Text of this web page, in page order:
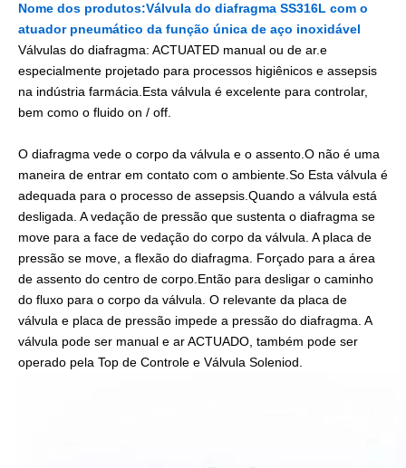
Nome dos produtos:Válvula do diafragma SS316L com o
atuador pneumático da função única de aço inoxidável
Válvulas do diafragma: ACTUATED manual ou de ar.e
especialmente projetado para processos higiênicos e assepsis
na indústria farmácia.Esta válvula é excelente para controlar,
bem como o fluido on / off.
O diafragma vede o corpo da válvula e o assento.O não é uma
maneira de entrar em contato com o ambiente.So Esta válvula é
adequada para o processo de assepsis.Quando a válvula está
desligada. A vedação de pressão que sustenta o diafragma se
move para a face de vedação do corpo da válvula. A placa de
pressão se move, a flexão do diafragma. Forçado para a área
de assento do centro de corpo.Então para desligar o caminho
do fluxo para o corpo da válvula. O relevante da placa de
válvula e placa de pressão impede a pressão do diafragma. A
válvula pode ser manual e ar ACTUADO, também pode ser
operado pela Top de Controle e Válvula Soleniod.